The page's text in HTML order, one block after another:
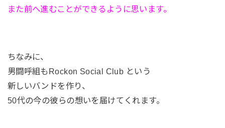
また前へ進むことができるように思います。
ちなみに、
男闘呼組もRockon Social Club という
新しいバンドを作り、
50代の今の彼らの想いを届けてくれます。